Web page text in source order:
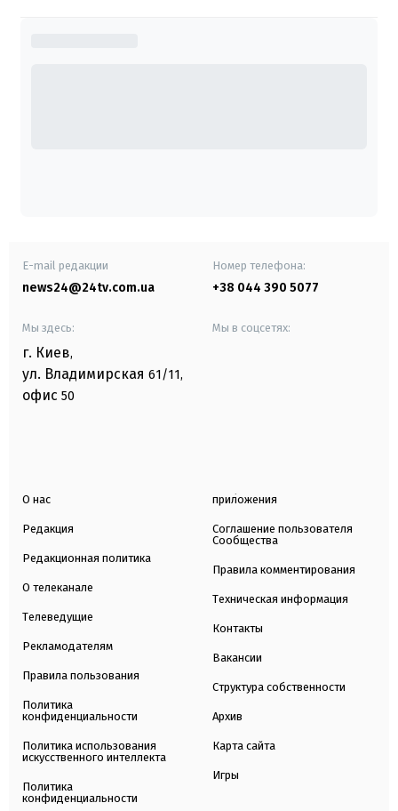
E-mail редакции
news24@24tv.com.ua
Номер телефона:
+38 044 390 5077
Мы здесь:
г. Киев,
ул. Владимирская 61/11,
офис 50
Мы в соцсетях:
О нас
Редакция
Редакционная политика
О телеканале
Телеведущие
Рекламодателям
Правила пользования
Политика
конфиденциальности
Политика использования
искусственного интеллекта
Политика
конфиденциальности
приложения
Соглашение пользователя
Сообщества
Правила комментирования
Техническая информация
Контакты
Вакансии
Структура собственности
Архив
Карта сайта
Игры